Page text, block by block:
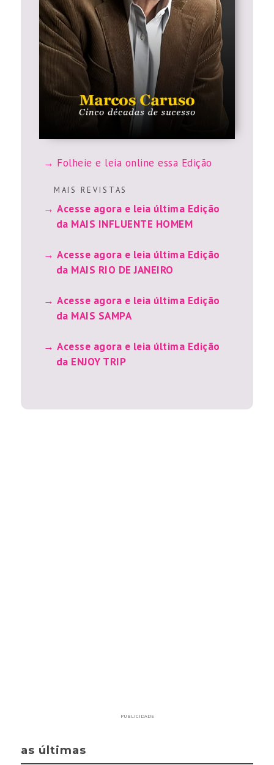
Folheie e leia online essa Edição
M A I S R E V I S T A S
Acesse agora e leia última Edição
da MAIS INFLUENTE HOMEM
Acesse agora e leia última Edição
da MAIS RIO DE JANEIRO
Acesse agora e leia última Edição
da MAIS SAMPA
Acesse agora e leia última Edição
da ENJOY TRIP
PUBLICIDADE
as últimas